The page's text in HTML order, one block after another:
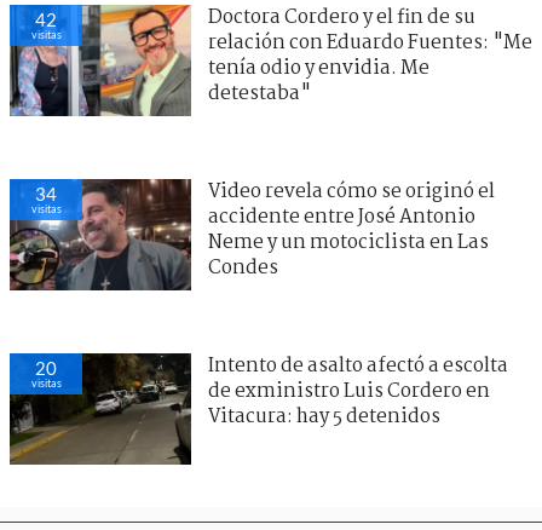
42
visitas
Doctora Cordero y el fin de su
relación con Eduardo Fuentes: "Me
tenía odio y envidia. Me
detestaba"
34
visitas
Video revela cómo se originó el
accidente entre José Antonio
Neme y un motociclista en Las
Condes
20
visitas
Intento de asalto afectó a escolta
de exministro Luis Cordero en
Vitacura: hay 5 detenidos